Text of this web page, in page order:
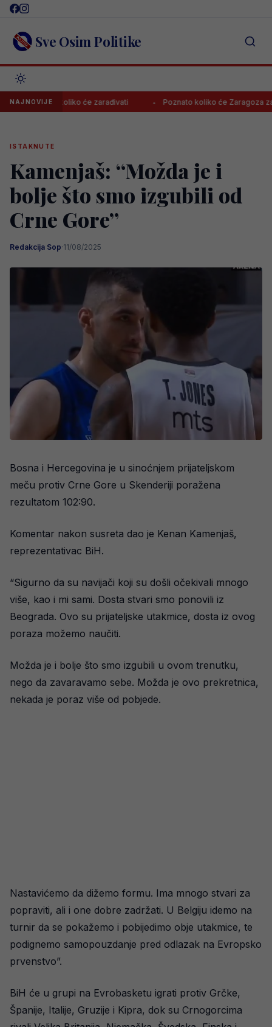
Skip
content Sve Osim Politike
NAJNOVIJE
koliko će zarađivati Poznato koliko će Zaragoza zaraditi
ISTAKNUTE
Kamenjaš: “Možda je i
bolje što smo izgubili od
Crne Gore”
Redakcija Sop·11/08/2025
Bosna i Hercegovina je u sinoćnjem prijateljskom
meču protiv Crne Gore u Skenderiji poražena
rezultatom 102:90.
Komentar nakon susreta dao je Kenan Kamenjaš,
reprezentativac BiH.
“Sigurno da su navijači koji su došli očekivali mnogo
više, kao i mi sami. Dosta stvari smo ponovili iz
Beograda. Ovo su prijateljske utakmice, dosta iz ovog
poraza možemo naučiti.
Možda je i bolje što smo izgubili u ovom trenutku,
nego da zavaravamo sebe. Možda je ovo prekretnica,
nekada je poraz više od pobjede.
Nastavićemo da dižemo formu. Ima mnogo stvari za
popraviti, ali i one dobre zadržati. U Belgiju idemo na
turnir da se pokažemo i pobijedimo obje utakmice, te
podignemo samopouzdanje pred odlazak na Evropsko
prvenstvo”.
BiH će u grupi na Evrobasketu igrati protiv Grčke,
Španije, Italije, Gruzije i Kipra, dok su Crnogorcima